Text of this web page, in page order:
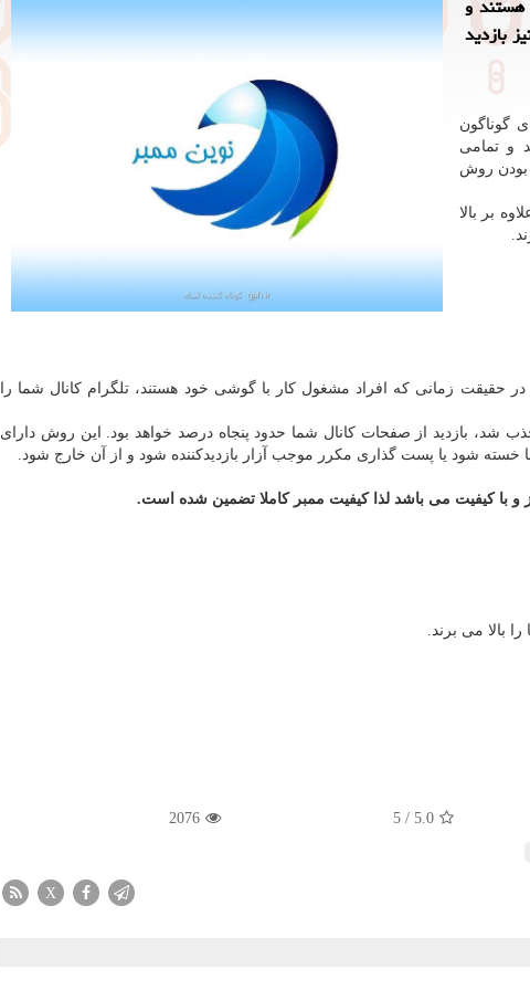
هستند و
بازدید
گوناگون
و تمامی
بودن روش
بر بالا
حقیقت زمانی که افراد مشغول کار با گوشی خود هستند، تلگرام کانال شما را
شد، بازدید از صفحات کانال شما حدود پنجاه درصد خواهد بود. این روش دارای
شود یا پست گذاری مکرر موجب آزار بازدیدکننده شود و از آن خارج شود.
و با کیفیت می باشد لذا کیفیت ممبر کاملا تضمین شده است.
بالا می برند.
5.0
/
5
2076
X